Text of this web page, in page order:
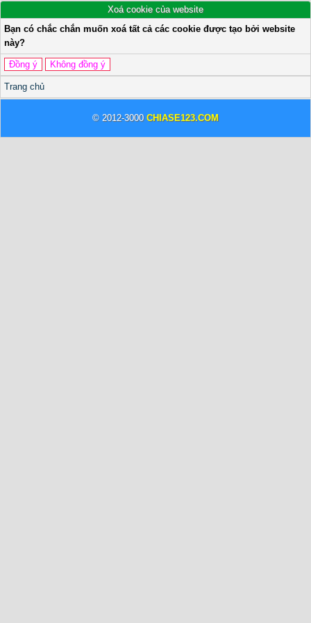
Xoá cookie của website
Bạn có chắc chắn muốn xoá tất cả các cookie được tạo bởi website
này?
Trang chủ
© 2012-3000 CHIASE123.COM